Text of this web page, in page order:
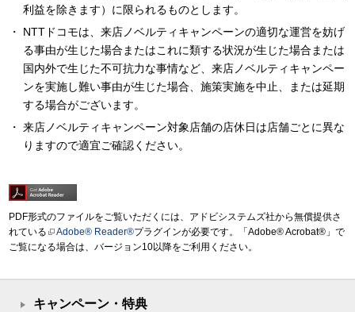
利益を除きます）に限られるものとします。
NTTドコモは、来店ノベルティキャンペーンの適切な運営を妨げ
る事由が生じた場合またはこれに類する状況が生じた場合または
国内外で生じた不可抗力な事情など、来店ノベルティキャンペー
ンを実施し難い事由が生じた場合、施策実施を中止、または延期
する場合がございます。
来店ノベルティキャンペーン対象店舗の店休日は店舗ごとに異な
りますので適宜ご確認ください。
PDF形式のファイルをご覧いただくには、アドビシステムズ社から無償提供さ
れている
Adobe® Reader®プラグインが必要です。「Adobe® Acrobat®」で
ご覧になる場合は、バージョン10以降をご利用ください。
キャンペーン・特典